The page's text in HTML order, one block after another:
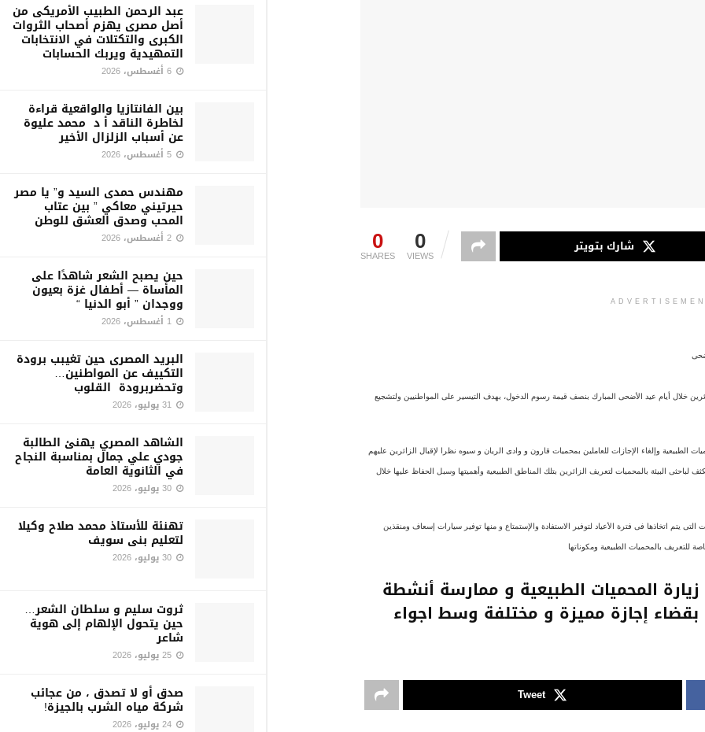
عبد الرحمن الطبيب الأمريكى من
أصل مصرى يهزم أصحاب الثروات
الكبرى والتكتلات في الانتخابات
التمهيدية ويربك الحسابات
بين الفانتازيا والواقعية قراءة
لخاطرة الناقد أ د محمد عليوة
عن أسباب الزلزال الأخير
مهندس حمدى السيد و” يا مصر
حيرتيني معاكي ” بين عتاب
المحب وصدق العشق للوطن
حين يصبح الشعر شاهدًا على
المأساة — أطفال غزة بعيون
ووجدان ” أبو الدنيا “
البريد المصرى حين تغيبب برودة
التكييف عن المواطنين…
وتحضربرودة القلوب
الشاهد المصري يهنئ الطالبة
جودي علي جمال بمناسبة النجاح
في الثانوية العامة
تهنئة للأستاذ محمد صلاح وكيلا
لتعليم بنى سويف
ثروت سليم و سلطان الشعر…
حين يتحول الإلهام إلى هوية
شاعر
صدق أو لا تصدق ، من عجائب
شركة مياه الشرب بالجيزة!
0
SHARES 0
VIEWS
شارك بتويتر
خلال أيام عيد الأضحى المبارك بنصف قيمة رسوم الدخول، بهدف التيسير على المواطنيين ولتشجيع
وإلغاء الإجازات للعاملين بمحميات قارون و وادى الريان و سيوه نظرا لإقبال الزائرين عليهم
لباحثى البيئة بالمحميات لتعريف الزائرين بتلك المناطق الطبيعية وأهميتها وسبل الحفاظ عليها خلال
يتم اتخاذها فى فترة الأعياد لتوفير الاستفادة والإستمتاع و منها توفير سيارات إسعاف ومنقذين
للتعريف بالمحميات الطبيعية ومكوناتها
زيارة المحميات الطبيعية و ممارسة أنشطة
بقضاء إجازة مميزة و مختلفة وسط اجواء
Tweet